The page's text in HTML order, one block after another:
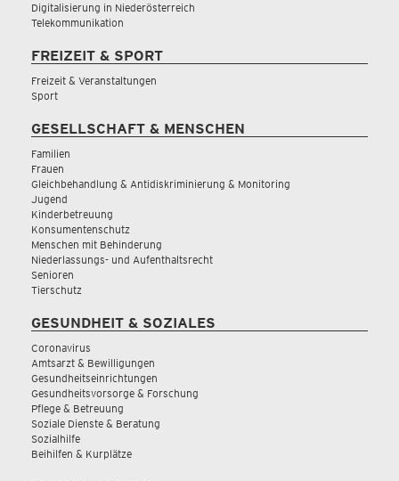
Digitalisierung in Niederösterreich
Telekommunikation
FREIZEIT & SPORT
Freizeit & Veranstaltungen
Sport
GESELLSCHAFT & MENSCHEN
Familien
Frauen
Gleichbehandlung & Antidiskriminierung & Monitoring
Jugend
Kinderbetreuung
Konsumentenschutz
Menschen mit Behinderung
Niederlassungs- und Aufenthaltsrecht
Senioren
Tierschutz
GESUNDHEIT & SOZIALES
Coronavirus
Amtsarzt & Bewilligungen
Gesundheitseinrichtungen
Gesundheitsvorsorge & Forschung
Pflege & Betreuung
Soziale Dienste & Beratung
Sozialhilfe
Beihilfen & Kurplätze